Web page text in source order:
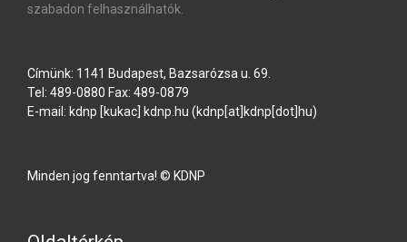
szabadon felhasználhatók.
Címünk: 1141 Budapest, Bazsarózsa u. 69.
Tel: 489-0880 Fax: 489-0879
E-mail: kdnp [kukac] kdnp hu (kdnp[at]kdnp[dot]hu)
Minden jog fenntartva! © KDNP